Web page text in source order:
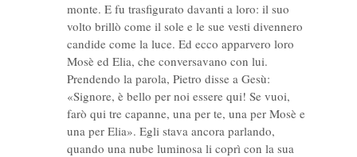
monte. E fu trasfigurato davanti a loro: il suo
volto brillò come il sole e le sue vesti divennero
candide come la luce. Ed ecco apparvero loro
Mosè ed Elia, che conversavano con lui.
Prendendo la parola, Pietro disse a Gesù:
«Signore, è bello per noi essere qui! Se vuoi,
farò qui tre capanne, una per te, una per Mosè e
una per Elia». Egli stava ancora parlando,
quando una nube luminosa li coprì con la sua